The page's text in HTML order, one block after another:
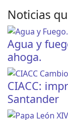
Noticias
Agua y
ahoga.
CIACC:
Santander